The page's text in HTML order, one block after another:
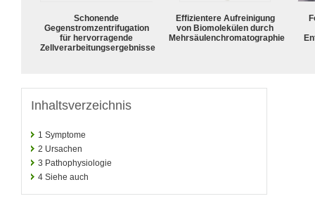
Schonende
Gegenstromzentrifugation
für hervorragende
Zellverarbeitungsergebnisse
Effizientere Aufreinigung
von Biomolekülen durch
Mehrsäulenchromatographie
Inhaltsverzeichnis
1 Symptome
2 Ursachen
3 Pathophysiologie
4 Siehe auch